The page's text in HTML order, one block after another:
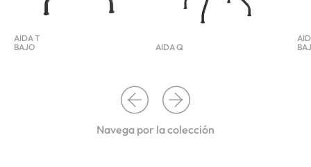
AIDA T
BAJO
AIDA Q
Navega por la colección